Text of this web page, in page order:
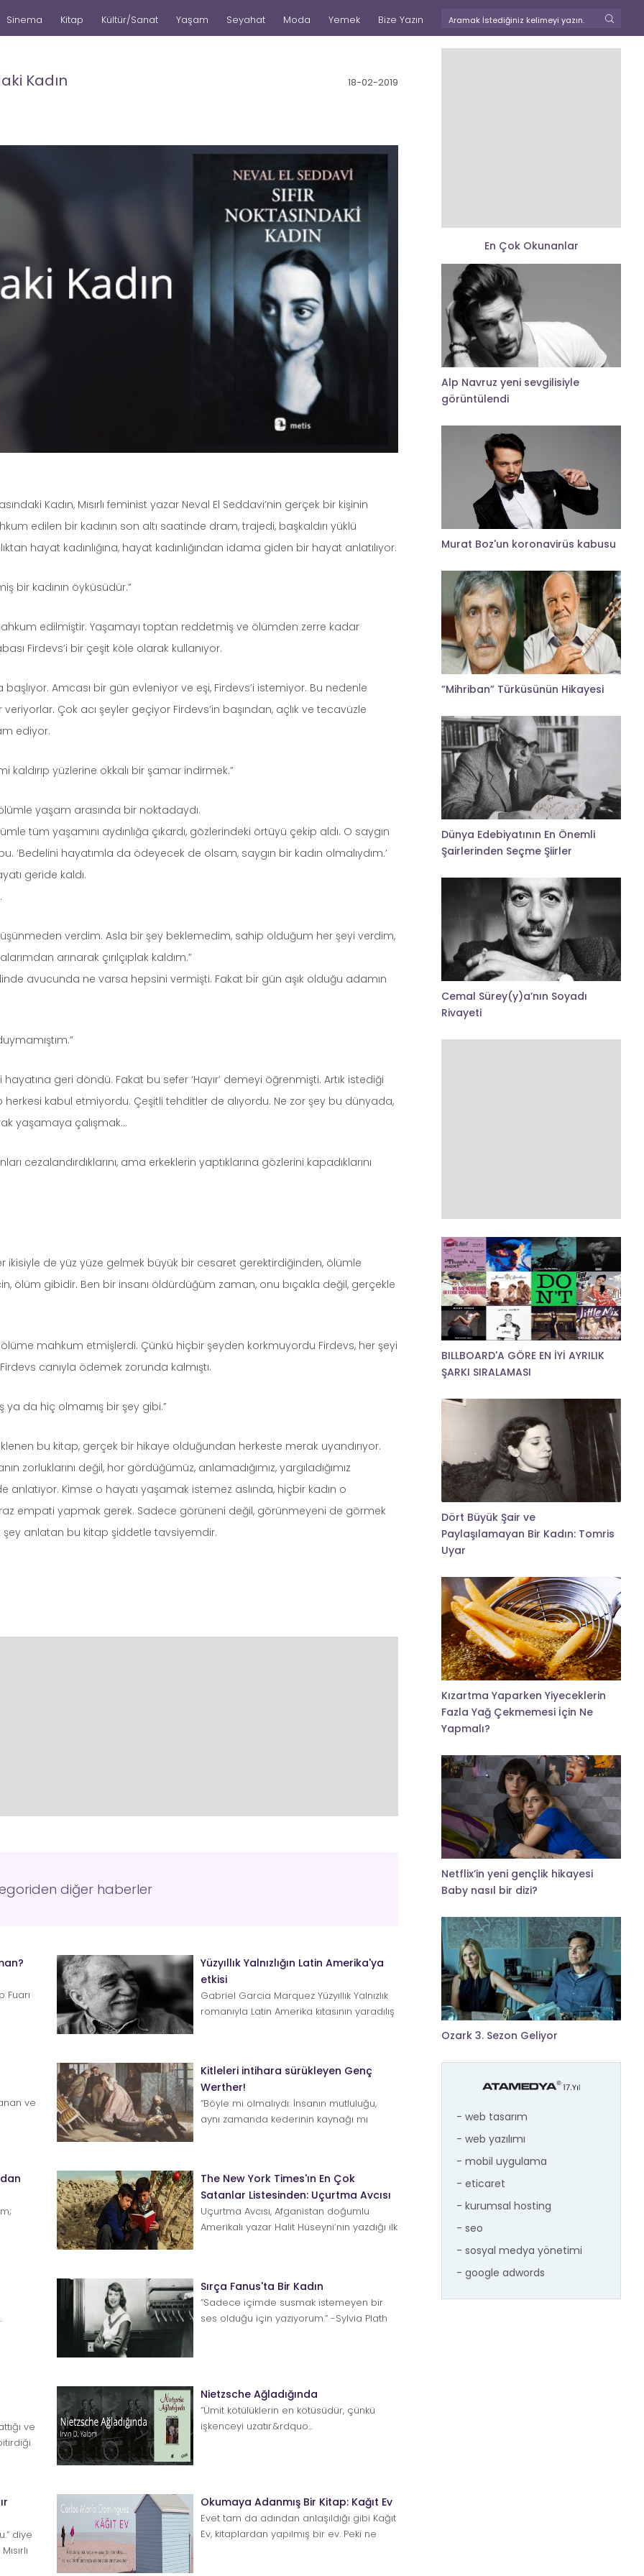
Sinema Kitap Kültür/Sanat Yaşam Seyahat Moda Yemek Bize Yazın
Kadın 18-02-2019
Kadın, Mısırlı feminist yazar Neval El Seddavi’nin gerçek bir kişinin
edilen bir kadının son altı saatinde dram, trajedi, başkaldırı yüklü
hayat kadınlığına, hayat kadınlığından idama giden bir hayat anlatılıyor.
bir kadının öyküsüdür.”
edilmiştir. Yaşamayı toptan reddetmiş ve ölümden zerre kadar
Firdevs’i bir çeşit köle olarak kullanıyor.
Amcası bir gün evleniyor ve eşi, Firdevs’i istemiyor. Bu nedenle
Çok acı şeyler geçiyor Firdevs’in başından, açlık ve tecavüzle
ediyor.
kaldırıp yüzlerine okkalı bir şamar indirmek.”
yaşam arasında bir noktadaydı.
tüm yaşamını aydınlığa çıkardı, gözlerindeki örtüyü çekip aldı. O saygın
‘Bedelini hayatımla da ödeyecek de olsam, saygın bir kadın olmalıydım.’
geride kaldı.
verdim. Asla bir şey beklemedim, sahip olduğum her şeyi verdim,
arınarak çırılçıplak kaldım.”
avucunda ne varsa hepsini vermişti. Fakat bir gün aşık olduğu adamın
geri döndü. Fakat bu sefer ‘Hayır’ demeyi öğrenmişti. Artık istediği
kabul etmiyordu. Çeşitli tehditler de alıyordu. Ne zor şey bu dünyada,
yaşamaya çalışmak…
cezalandırdıklarını, ama erkeklerin yaptıklarına gözlerini kapadıklarını
ikisiyle de yüz yüze gelmek büyük bir cesaret gerektirdiğinden, ölümle
ölüm gibidir. Ben bir insanı öldürdüğüm zaman, onu bıçakla değil, gerçekle
mahkum etmişlerdi. Çünkü hiçbir şeyden korkmuyordu Firdevs, her şeyi
canıyla ödemek zorunda kalmıştı.
ya da hiç olmamış bir şey gibi.”
bu kitap, gerçek bir hikaye olduğundan herkeste merak uyandırıyor.
değil, hor gördüğümüz, anlamadığımız, yargıladığımız
anlatıyor. Kimse o hayatı yaşamak istemez aslında, hiçbir kadın o
empati yapmak gerek. Sadece görüneni değil, görünmeyeni de görmek
şey anlatan bu kitap şiddetle tavsiyemdir.
diğer haberler
Fuarı
Yüzyıllık Yalnızlığın Latin Amerika'ya
etkisi
Gabriel Garcia Marquez Yüzyıllık Yalnızlık
romanıyla Latin Amerika kıtasının yaradılış
ve
Kitleleri intihara sürükleyen Genç
Werther!
”Böyle mi olmalıydı: İnsanın mutluluğu,
aynı zamanda kederinin kaynağı mı
The New York Times'ın En Çok
Satanlar Listesinden: Uçurtma Avcısı
Uçurtma Avcısı, Afganistan doğumlu
Amerikalı yazar Halit Hüseyni’nin yazdığı ilk
Sırça Fanus'ta Bir Kadın
”Sadece içimde susmak istemeyen bir
ses olduğu için yazıyorum.” -Sylvia Plath
ve
Nietzsche Ağladığında
”Ümit kötülüklerin en kötüsüdür, çünkü
işkenceyi uzatır.&rdquo...
diye
Okumaya Adanmış Bir Kitap: Kağıt Ev
Evet tam da adından anlaşıldığı gibi Kağıt
Ev, kitaplardan yapılmış bir ev. Peki ne
En Çok Okunanlar
Alp Navruz yeni sevgilisiyle
görüntülendi
Murat Boz'un koronavirüs kabusu
”Mihriban” Türküsünün Hikayesi
Dünya Edebiyatının En Önemli
Şairlerinden Seçme Şiirler
Cemal Sürey(y)a’nın Soyadı
Rivayeti
BILLBOARD'A GÖRE EN İYİ AYRILIK
ŞARKI SIRALAMASI
Dört Büyük Şair ve
Paylaşılamayan Bir Kadın: Tomris
Uyar
Kızartma Yaparken Yiyeceklerin
Fazla Yağ Çekmemesi İçin Ne
Yapmalı?
Netflix’in yeni gençlik hikayesi
Baby nasıl bir dizi?
Ozark 3. Sezon Geliyor
- web tasarım
- web yazılımı
- mobil uygulama
- eticaret
- kurumsal hosting
- seo
- sosyal medya yönetimi
- google adwords